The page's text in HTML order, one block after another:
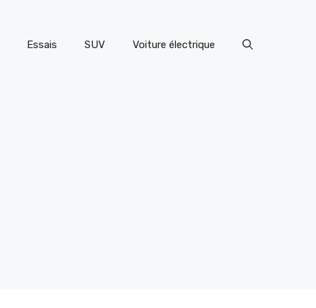
Essais SUV Voiture électrique